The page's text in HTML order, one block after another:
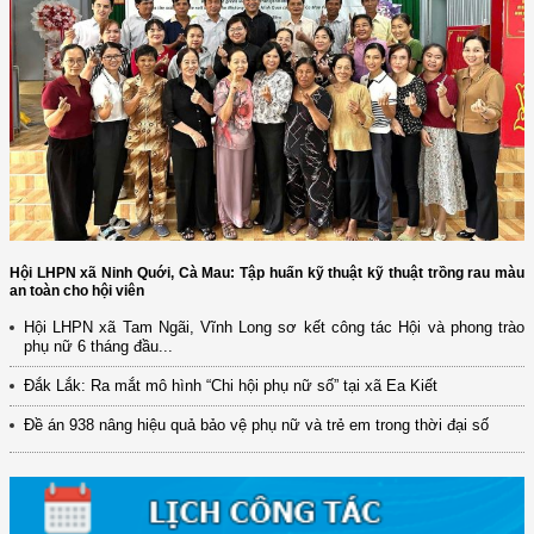
Hội LHPN xã Ninh Quới, Cà Mau: Tập huấn kỹ thuật kỹ thuật trồng rau màu
an toàn cho hội viên
Hội LHPN xã Tam Ngãi, Vĩnh Long sơ kết công tác Hội và phong trào
phụ nữ 6 tháng đầu...
Đắk Lắk: Ra mắt mô hình “Chi hội phụ nữ số” tại xã Ea Kiết
Đề án 938 nâng hiệu quả bảo vệ phụ nữ và trẻ em trong thời đại số
(12/TB-HĐKH) V/v đăng ký, đề xuất nhiệm vụ Khoa học, công nghệ và
đổi mới ...
(898/KH/ĐCT) Kế hoạch thực hiện Quyết định số 2415/QĐ-TTg ngày
(417/QĐ-BNNMT) Quyết định phê duyệt Chương trình mục tiêu quốc gia
xây dựng ...
(891/KH-ĐCT) Kế hoạch thực hiện Nghị quyết số 72-NQ/TW ngày
9/9/2025 của Bộ ...